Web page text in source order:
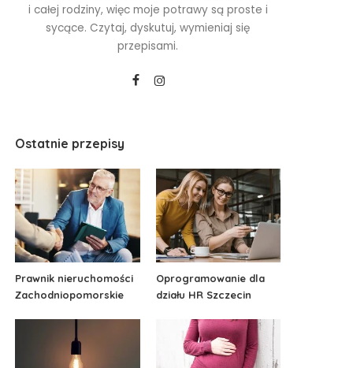
i całej rodziny, więc moje potrawy są proste i
sycące. Czytaj, dyskutuj, wymieniaj się
przepisami.
Ostatnie przepisy
Prawnik nieruchomości
Zachodniopomorskie
Oprogramowanie dla
działu HR Szczecin